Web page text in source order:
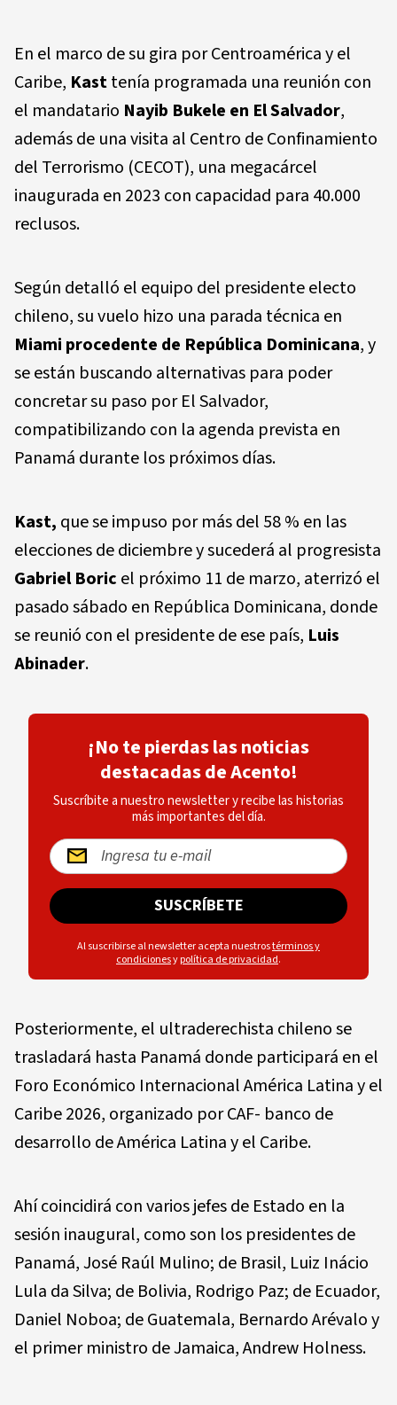
En el marco de su gira por Centroamérica y el
Caribe, Kasttenía programada una reunión con
el mandatario Nayib Bukele en El Salvador,
además de una visita al Centro de Confinamiento
del Terrorismo (CECOT), una megacárcel
inaugurada en 2023 con capacidad para 40.000
reclusos.
Según detalló el equipo del presidente electo
chileno, su vuelo hizo una parada técnica en
Miami procedente de República Dominicana, y
se están buscando alternativas para poder
concretar su paso por El Salvador,
compatibilizando con la agenda prevista en
Panamá durante los próximos días.
Kast, que se impuso por más del 58 % en las
elecciones de diciembre y sucederá al progresista
Gabriel Boric el próximo 11 de marzo, aterrizó el
pasado sábado en República Dominicana, donde
se reunió con el presidente de ese país, Luis
Abinader.
¡No te pierdas las noticias
destacadas de Acento!
Suscríbite a nuestro newsletter y recibe las historias
más importantes del día.
SUSCRÍBETE
Al suscribirse al newsletter acepta nuestrostérminos y
condicionesypolítica de privacidad.
Posteriormente, el ultraderechista chileno se
trasladará hasta Panamá donde participará en el
Foro Económico Internacional América Latina y el
Caribe 2026, organizado por CAF- banco de
desarrollo de América Latina y el Caribe.
Ahí coincidirá con varios jefes de Estado en la
sesión inaugural, como son los presidentes de
Panamá, José Raúl Mulino; de Brasil, Luiz Inácio
Lula da Silva; de Bolivia, Rodrigo Paz; de Ecuador,
Daniel Noboa; de Guatemala, Bernardo Arévalo y
el primer ministro de Jamaica, Andrew Holness.